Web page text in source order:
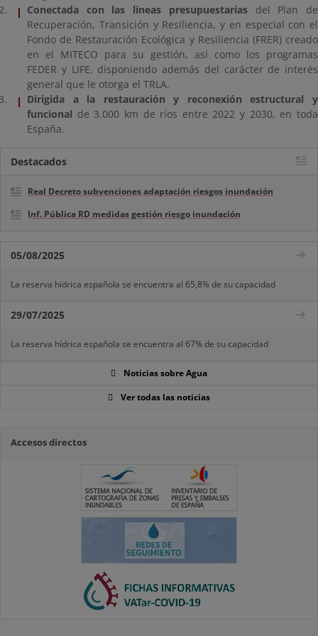
Conectada con las líneas presupuestariasdel Plan de
Recuperación, Transición y Resiliencia, y en especial con el
Fondo de Restauración Ecológica y Resiliencia (FRER) creado
en el MITECO para su gestión, así como los programas
FEDER y LIFE, disponiendo además del carácter de interés
general que le otorga el TRLA.
Dirigida a la restauración y reconexión estructural y
funcional de 3.000 km de ríos entre 2022 y 2030, en toda
España.
Destacados
Real Decreto subvenciones adaptación riesgos inundación
Inf. Pública RD medidas gestión riesgo inundación
05/08/2025
La reserva hídrica española se encuentra al 65,8% de su capacidad
29/07/2025
La reserva hídrica española se encuentra al 67% de su capacidad
Noticias sobre Agua
Ver todas las noticias
Accesos directos